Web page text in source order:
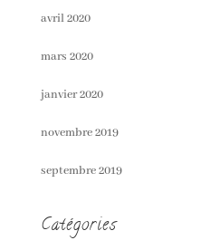
avril 2020
mars 2020
janvier 2020
novembre 2019
septembre 2019
Catégories